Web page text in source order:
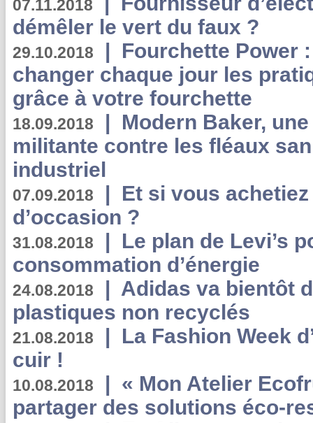
07.11.2018
démêler le vert du faux ?
29.10.2018 | Fourchette Power
changer chaque jour les
grâce à votre fourchette
18.09.2018 | Modern Baker,
militante contre les fléaux
industriel
07.09.2018 | Et si vous
d’occasion ?
31.08.2018 | Le plan de Levi’s
consommation d’énergie
24.08.2018 | Adidas va bientôt
plastiques non recyclés
21.08.2018 | La Fashion Week
cuir !
10.08.2018 | « Mon Atelier
partager des solutions éco-